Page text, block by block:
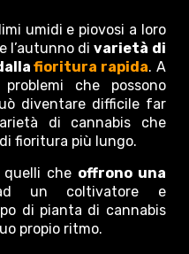
umidi e piovosi a loro
l’autunno divarietà di
fioritura rapida. A
che possono
diventare difficile far
di cannabis che
fioritura più lungo.
quelli che offrono una
un coltivatore e
di pianta di cannabis
propio ritmo.